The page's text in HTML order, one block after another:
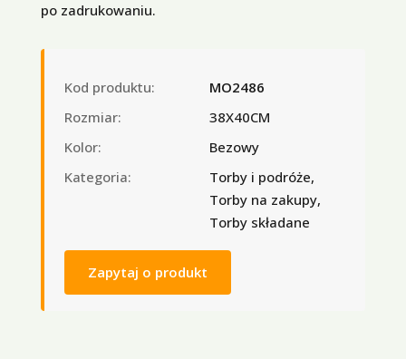
po zadrukowaniu.
Kod produktu:
MO2486
Rozmiar:
38X40CM
Kolor:
Bezowy
Kategoria:
Torby i podróże,
Torby na zakupy,
Torby składane
Zapytaj o produkt